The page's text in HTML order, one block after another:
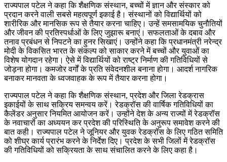
राज्यपाल पटेल ने कहा कि शैक्षणिक संस्थान, बच्चों में ज्ञान और संस्कार को
प्रदान करने वाली सबसे महत्वपूर्ण इकाई है। संस्थानों को विद्यार्थियों को
शारीरिक और मानसिक रूप से तैयार करना चाहिए। उन्हें समसामयिक चुनौतियों
और जीवन की प्रतिस्पर्धाओं के लिए जुझारू बनाएं। सफलताओं के दबाव और
तनाव प्रबंधन से निपटने का हुनर सिखाएं। उन्होंने कहा कि प्रधानमंत्री नरेन्द्र
मोदी के विकसित भारत के संकल्प को साकार करने में बच्चों और युवाओं का
विशेष योगदान रहेगा। ऐसे में विद्यार्थियों को राष्ट्र निर्माण की गतिविधियों से
जोड़ना होगा। कमजोर वर्गों के प्रति संवेदनशील बनाना होगा। आदर्श नागरिक
बनाकर मानवता के ध्वजवाहक के रूप में तैयार करना होगा।
राज्यपाल पटेल ने कहा कि शैक्षणिक संस्थान, प्रदेश और जिला रेडक्रास
इकाईयों के साथ सक्रिय समन्वय करें। रेडक्रॉस की वार्षिक गतिविधियों का
कैलेंडर अनुसार नियमित आयोजन करें। उन्होंने देश के अन्य राज्यों में रेडक्रॉस
के नवाचारों का अध्ययन कर प्रदेश की परिस्थिति के अनुरूप समावेश करने की
बात कही। राज्यपाल पटेल ने जूनियर और युवक रेडक्रॉस के लिए गठित समिति
को शीघ्र कार्य प्रारंभ करने के निर्देश दिए। प्रदेश के सभी जिलों में रेडक्रॉस
की गतिविधियों को सक्रियता के साथ संचालित करने के लिए कहा है।